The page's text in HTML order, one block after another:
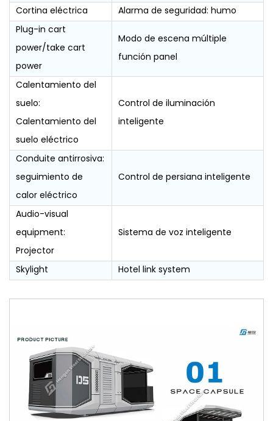
Cortina eléctrica
Alarma de seguridad: humo
Plug-in cart
power/take cart
power
Modo de escena múltiple
función panel
Calentamiento del
suelo:
Calentamiento del
suelo eléctrico
Control de iluminación
inteligente
Conduite antirrosiva:
seguimiento de
calor eléctrico
Control de persiana inteligente
Audio-visual
equipment:
Projector
Sistema de voz inteligente
Skylight Hotel link system